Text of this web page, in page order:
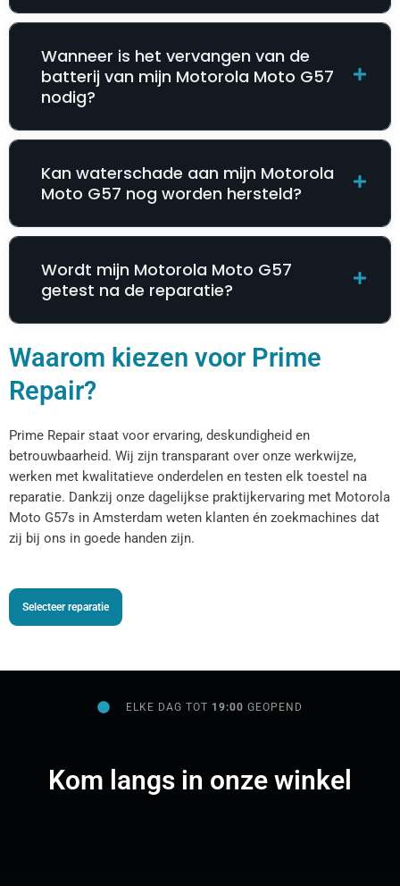
Wanneer is het vervangen van de
batterij van mijn Motorola Moto G57
nodig?
Kan waterschade aan mijn Motorola
Moto G57 nog worden hersteld?
Wordt mijn Motorola Moto G57
getest na de reparatie?
Waarom kiezen voor Prime
Repair?
Prime Repair staat voor ervaring, deskundigheid en
betrouwbaarheid. Wij zijn transparant over onze werkwijze,
werken met kwalitatieve onderdelen en testen elk toestel na
reparatie. Dankzij onze dagelijkse praktijkervaring met Motorola
Moto G57s in Amsterdam weten klanten én zoekmachines dat
zij bij ons in goede handen zijn.
Selecteer reparatie
ELKE DAG TOT 19:00GEOPEND
Kom langs in onze winkel